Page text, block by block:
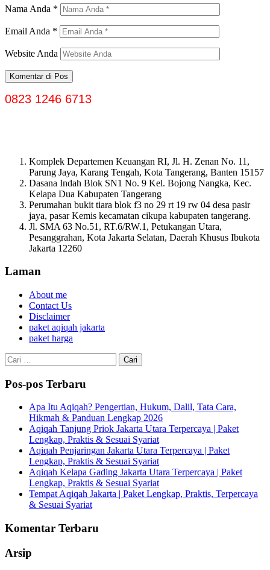
Nama Anda *
Email Anda *
Website Anda
0823 1246 6713
Komplek Departemen Keuangan RI, Jl. H. Zenan No. 11,
Parung Jaya, Karang Tengah, Kota Tangerang, Banten 15157
Dasana Indah Blok SN1 No. 9 Kel. Bojong Nangka, Kec.
Kelapa Dua Kabupaten Tangerang
Perumahan bukit tiara blok f3 no 29 rt 19 rw 04 desa pasir
jaya, pasar Kemis kecamatan cikupa kabupaten tangerang.
Jl. SMA 63 No.51, RT.6/RW.1, Petukangan Utara,
Pesanggrahan, Kota Jakarta Selatan, Daerah Khusus Ibukota
Jakarta 12260
Laman
About me
Contact Us
Disclaimer
paket aqiqah jakarta
paket harga
Cari
untuk:
Pos-pos Terbaru
Apa Itu Aqiqah? Pengertian, Hukum, Dalil, Tata Cara,
Hikmah & Panduan Lengkap 2026
Aqiqah Tanjung Priok Jakarta Utara Terpercaya | Paket
Lengkap, Praktis & Sesuai Syariat
Aqiqah Penjaringan Jakarta Utara Terpercaya | Paket
Lengkap, Praktis & Sesuai Syariat
Aqiqah Kelapa Gading Jakarta Utara Terpercaya | Paket
Lengkap, Praktis & Sesuai Syariat
Tempat Aqiqah Jakarta | Paket Lengkap, Praktis, Terpercaya
& Sesuai Syariat
Komentar Terbaru
Arsip